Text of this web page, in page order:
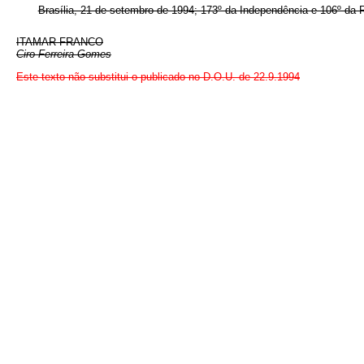
Brasília, 21 de setembro de 1994; 173º da Independência e 106º da
ITAMAR FRANCO
Ciro Ferreira Gomes
Este texto não substitui o publicado no D.O.U. de 22.9.1994